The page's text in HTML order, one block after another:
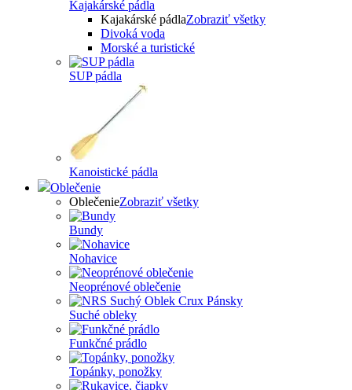
Kajakárské pádla
Kajakárské pádlaZobraziť všetky
Divoká voda
Morské a turistické
SUP pádla
Kanoistické pádla
Oblečenie
OblečenieZobraziť všetky
Bundy
Nohavice
Neoprénové oblečenie
Suché obleky
Funkčné prádlo
Topánky, ponožky